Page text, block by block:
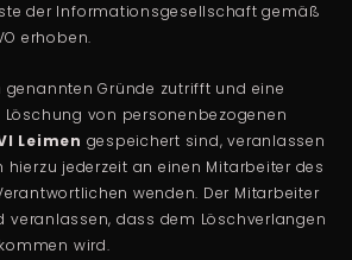
der Informationsgesellschaft gemäß
erhoben.
genannten Gründe zutrifft und eine
Löschung von personenbezogenen
Leimen gespeichert sind, veranlassen
hierzu jederzeit an einen Mitarbeiter des
wenden. Der Mitarbeiter
veranlassen, dass dem Löschverlangen
wird.